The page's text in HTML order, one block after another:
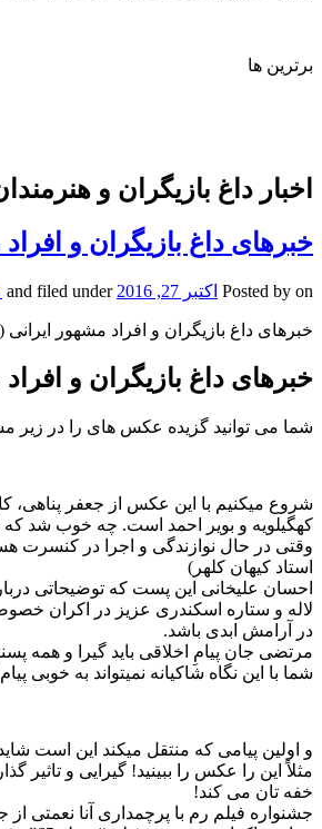
برترین ها
اخبار داغ بازیگران و
خبرهای داغ بازیگران و افراد
Posted by on اکتبر 27, 2016 and filed under
خبرهای داغ بازیگران و افراد مشهور ایرانی (137)
خبرهای داغ بازیگران و افراد
شما می توانید گزیده عکس های را در زیر
شروع میکنیم با این عکس از جعفر پناهی،
کهگیلویه و بویر احمد است. چه خوب شد که
وقتی در حال نوازندگی و اجرا در کنسرت
استاد کیهان کلهر)
احسان علیخانی این پست که توضیحاتی
در آرامش ابدی باشد.
مرتضی جان پیامِ اخلاقی باید گیرا و همه
شما با این نگاه شاکیانه نمیتواند به خوبی
و اولین پیامی که منتقل میکند این است
مثلاً این را عکس را ببینید! گیرایی و
خفه تان می کند!
جشنواره فیلم رم با پرچمداری آنا نعمتی